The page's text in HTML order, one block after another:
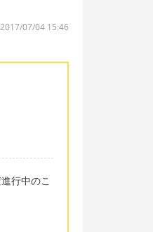
2017/07/04 15:46
行中のこ